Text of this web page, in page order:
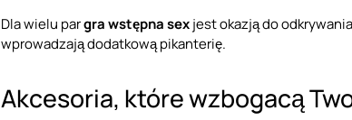
Dla wielu pargra wstępna sexjest okazją do
wprowadzają dodatkową pikanterię.
Akcesoria, które wzbogacą